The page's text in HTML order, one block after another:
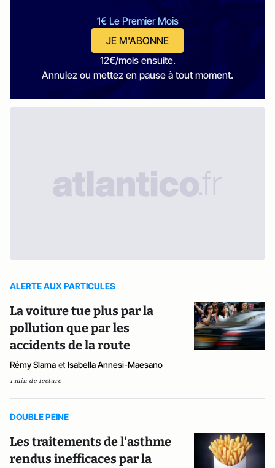
1€ Le Premier Mois
JE M'ABONNE
12€/mois ensuite.
Annulez ou mettez en pause à tout moment.
ALERTE AUX PARTICULES
La voiture tue plus par la
pollution que par les
accidents de la route
Rémy Slama et Isabella Annesi-Maesano
1 min de lecture
DOUBLE PEINE
Les traitements de l'asthme
rendus inefficaces par la